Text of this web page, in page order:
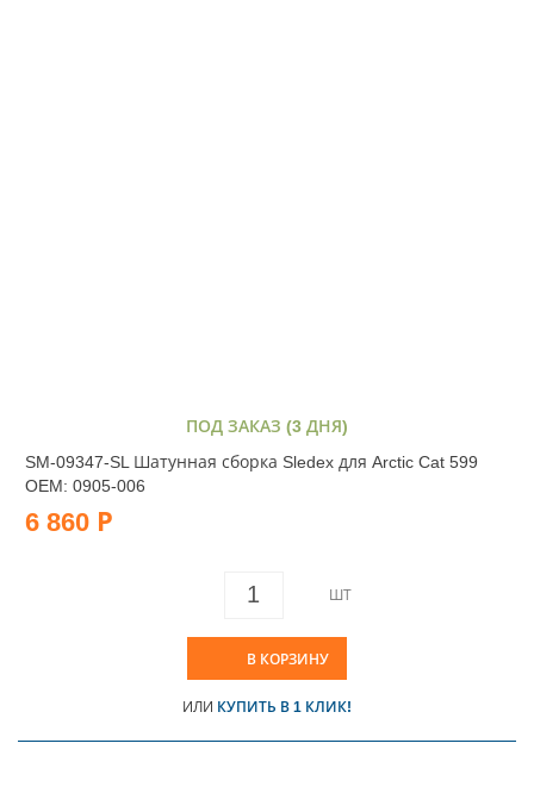
ПОД ЗАКАЗ (3 ДНЯ)
SM-09347-SL Шатунная сборка Sledex для Arctic Cat 599
OEM: 0905-006
6 860 Р
ШТ
В КОРЗИНУ
ИЛИ КУПИТЬ В 1 КЛИК!